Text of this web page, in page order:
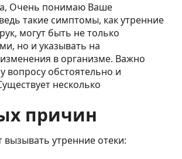
Очень понимаю Ваше
такие симптомы, как утренние
могут быть не только
но и указывать на
в организме. Важно
вопросу обстоятельно и
несколько
причин
вызывать утренние отеки: